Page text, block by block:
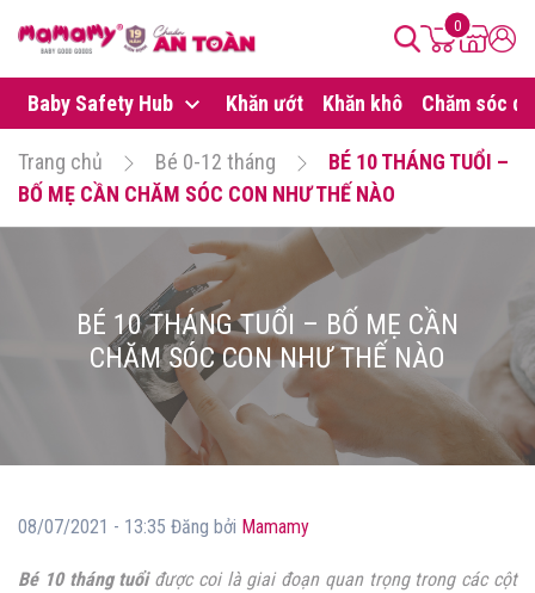
0
Baby Safety Hub Khăn ướt Khăn khô Chăm sóc da
Trang chủ Bé 0-12 tháng
BÉ 10 THÁNG TUỔI –
BỐ MẸ CẦN CHĂM SÓC CON NHƯ THẾ NÀO
BÉ 10 THÁNG TUỔI – BỐ MẸ CẦN
CHĂM SÓC CON NHƯ THẾ NÀO
08/07/2021 - 13:35 Đăng bởi Mamamy
Bé 10 tháng tuổiđược coi là giai đoạn quan trọng trong các cột